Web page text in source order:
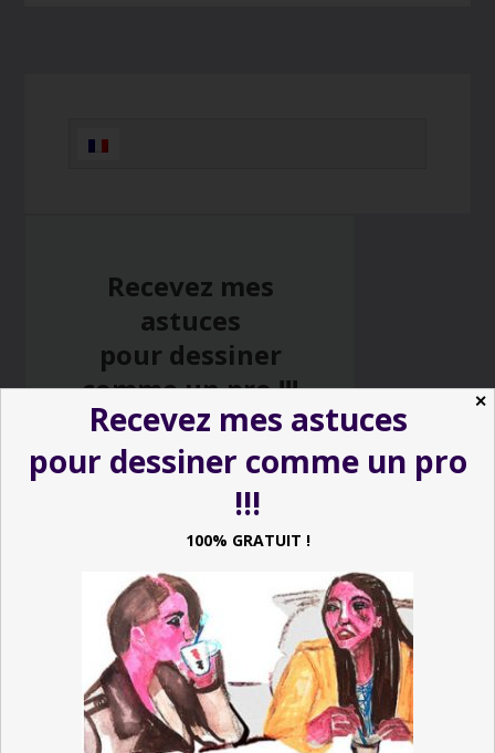
latérale
Recevez mes
astuces
pour dessiner
comme un pro !!!
100% GRATUIT !
✕
Recevez mes astuces
pour dessiner comme un pro
!!!
100% GRATUIT !